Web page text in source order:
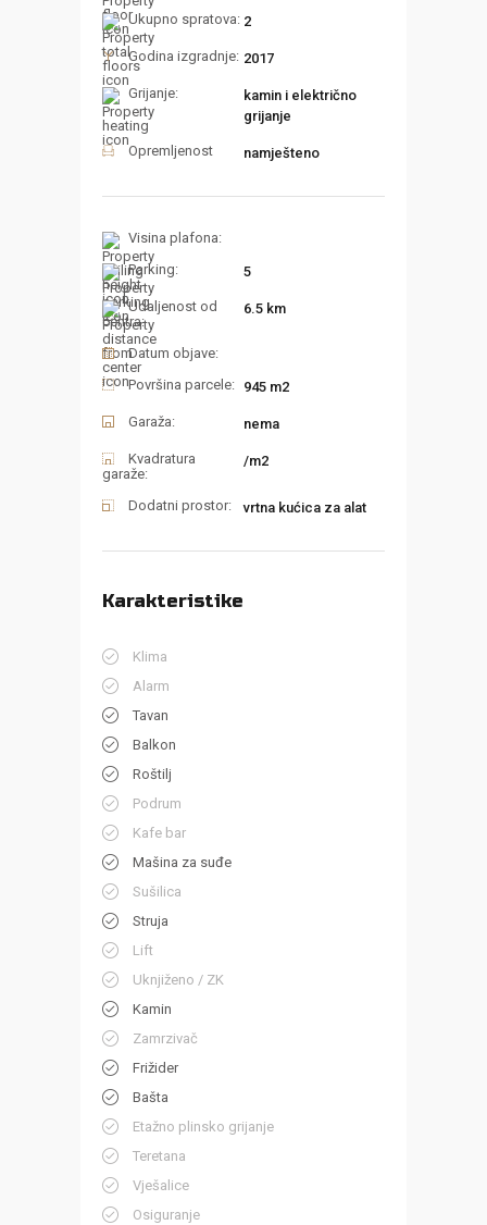
Ukupno spratova: 2
Godina izgradnje: 2017
Grijanje:
kamin i električno
grijanje
Opremljenost namješteno
Visina plafona:
Parking:
5
Udaljenost od
centra:
6.5 km
Datum objave:
Površina parcele: 945 m2
Garaža: nema
Kvadratura
garaže:
/m2
Dodatni prostor: vrtna kućica za alat
Karakteristike
Klima
Alarm
Tavan
Balkon
Roštilj
Podrum
Kafe bar
Mašina za suđe
Sušilica
Struja
Lift
Uknjiženo / ZK
Kamin
Zamrzivač
Frižider
Bašta
Etažno plinsko grijanje
Teretana
Vješalice
Osiguranje